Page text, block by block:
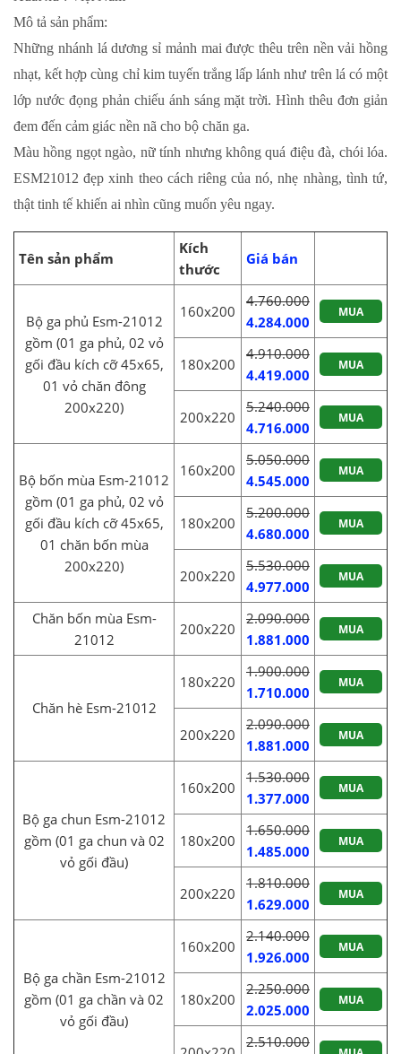
Mô tả sản phẩm:
Những nhánh lá dương sỉ mảnh mai được thêu trên nền vải hồng
nhạt, kết hợp cùng chỉ kim tuyến trắng lấp lánh như trên lá có một
lớp nước đọng phản chiếu ánh sáng mặt trời. Hình thêu đơn giản
đem đến cảm giác nền nã cho bộ chăn ga.
Màu hồng ngọt ngào, nữ tính nhưng không quá điệu đà, chói lóa.
ESM21012 đẹp xinh theo cách riêng của nó, nhẹ nhàng, tình tứ,
thật tinh tế khiến ai nhìn cũng muốn yêu ngay.
Tên sản phẩm
Kích
thước
Giá bán
Bộ ga phủ Esm-21012
gồm (01 ga phủ, 02 vỏ
gối đầu kích cỡ 45x65,
01 vỏ chăn đông
200x220)
160x200
4.760.000
4.284.000
MUA
180x200
4.910.000
4.419.000
MUA
200x220
5.240.000
4.716.000
MUA
Bộ bốn mùa Esm-21012
gồm (01 ga phủ, 02 vỏ
gối đầu kích cỡ 45x65,
01 chăn bốn mùa
200x220)
160x200
5.050.000
4.545.000
MUA
180x200
5.200.000
4.680.000
MUA
200x220
5.530.000
4.977.000
MUA
Chăn bốn mùa Esm-
21012
200x220
2.090.000
1.881.000
MUA
Chăn hè Esm-21012
180x220
1.900.000
1.710.000
MUA
200x220
2.090.000
1.881.000
MUA
Bộ ga chun Esm-21012
gồm (01 ga chun và 02
vỏ gối đầu)
160x200
1.530.000
1.377.000
MUA
180x200
1.650.000
1.485.000
MUA
200x220
1.810.000
1.629.000
MUA
Bộ ga chần Esm-21012
gồm (01 ga chần và 02
vỏ gối đầu)
160x200
2.140.000
1.926.000
MUA
180x200
2.250.000
2.025.000
MUA
2.510.000